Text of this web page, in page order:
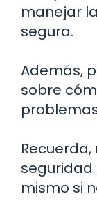
manejar
segura.
Además,
sobre
mismo si